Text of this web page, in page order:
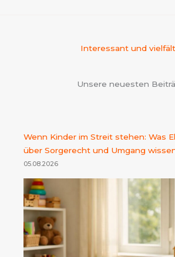
Interessant und
Unsere neuesten
Wenn Kinder im Streit stehen: Was
über Sorgerecht und Umgang
05.08.2026